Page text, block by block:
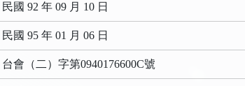
民國 92 年 09 月 10 日
民國 95 年 01 月 06 日
台會（二）字第0940176600C號